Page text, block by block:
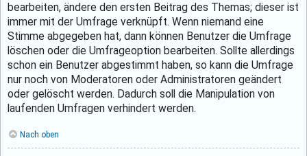
bearbeiten, ändere den ersten Beitrag des Themas; dieser ist
immer mit der Umfrage verknüpft. Wenn niemand eine
Stimme abgegeben hat, dann können Benutzer die Umfrage
löschen oder die Umfrageoption bearbeiten. Sollte allerdings
schon ein Benutzer abgestimmt haben, so kann die Umfrage
nur noch von Moderatoren oder Administratoren geändert
oder gelöscht werden. Dadurch soll die Manipulation von
laufenden Umfragen verhindert werden.
Nach oben